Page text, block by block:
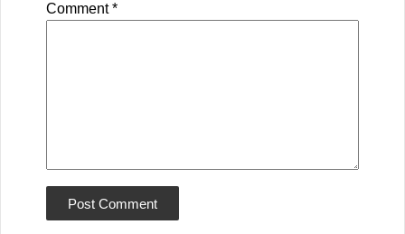
Comment*